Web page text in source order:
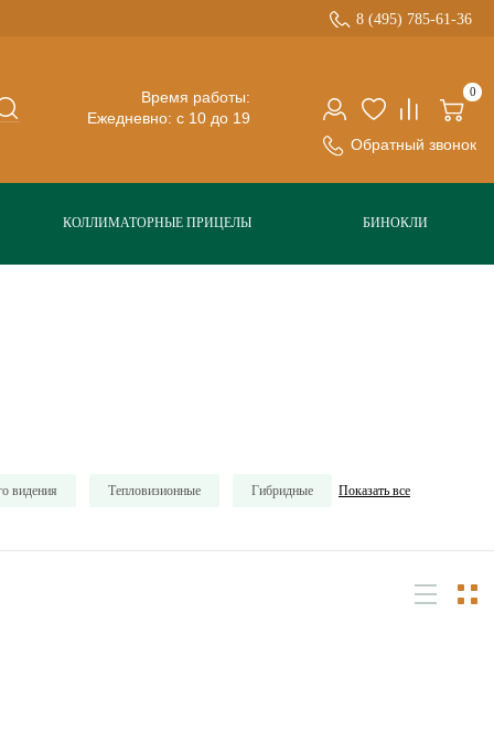
Время работы:
Ежедневно: с 10 до 19
0
Обратный звонок
8 (495) 785-61-36
КОЛЛИМАТОРНЫЕ ПРИЦЕЛЫ БИНОКЛИ
видения Тепловизионные Гибридные Показать все